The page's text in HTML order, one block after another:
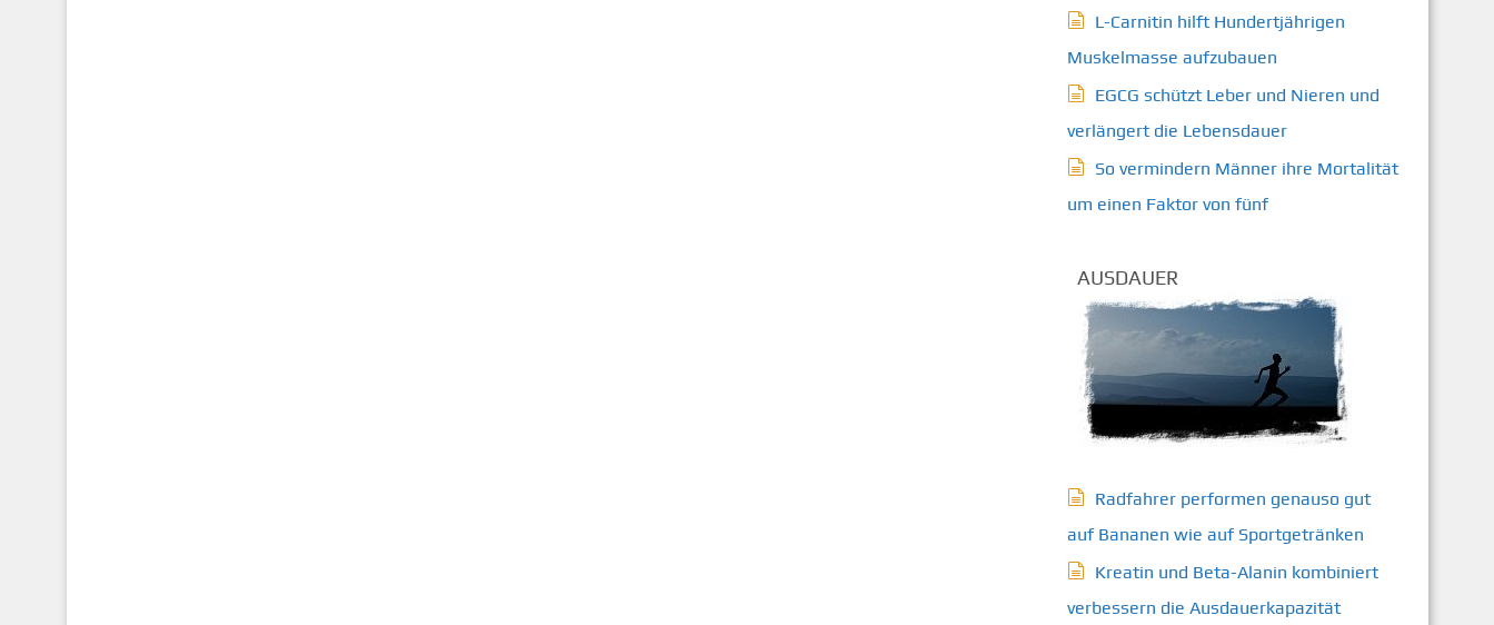
L-Carnitin hilft Hundertjährigen
Muskelmasse aufzubauen
EGCG schützt Leber und Nieren und
verlängert die Lebensdauer
So vermindern Männer ihre Mortalität
um einen Faktor von fünf
AUSDAUER
Radfahrer performen genauso gut
auf Bananen wie auf Sportgetränken
Kreatin und Beta-Alanin kombiniert
verbessern die Ausdauerkapazität